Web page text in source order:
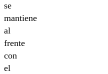
se
mantiene
al
frente
con
el